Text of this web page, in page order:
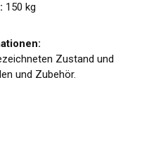
150 kg
Zustand und
und Zubehör.